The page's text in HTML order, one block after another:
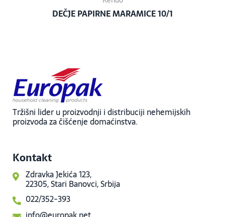
DEČJE PAPIRNE MARAMICE 10/1
Tržišni lider u proizvodnji i distribuciji nehemijskih
proizvoda za čišćenje domaćinstva.
Kontakt
Zdravka Jekića 123,
22305, Stari Banovci, Srbija
022/352-393